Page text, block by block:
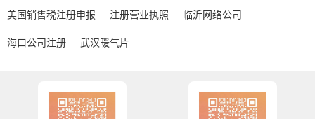
美国销售税注册申报 注册营业执照 临沂网络公司
海口公司注册 武汉暖气片